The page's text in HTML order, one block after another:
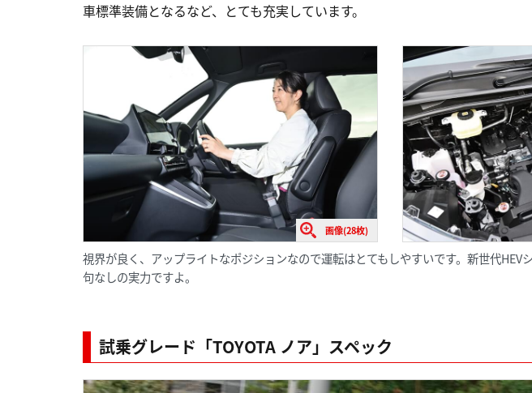
車標準装備となるなど、とても充実しています。
画像(28枚)
視界が良く、アップライトなポジションなので運転はとてもしやすいです。新世代HEV
句なしの実力ですよ。
試乗グレード「TOYOTA ノア」スペック